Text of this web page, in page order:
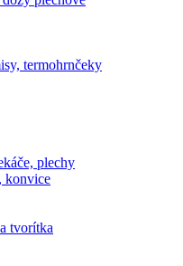
termohrnčeky
plechy
konvice
tvorítka